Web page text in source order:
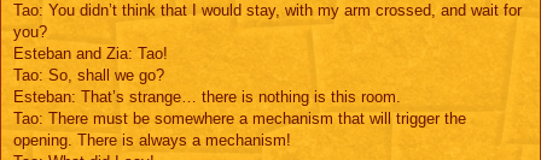
Tao: You didn’t think that I would stay, with my arm crossed, and wait for
you?
Esteban and Zia: Tao!
Tao: So, shall we go?
Esteban: That’s strange… there is nothing is this room.
Tao: There must be somewhere a mechanism that will trigger the
opening. There is always a mechanism!